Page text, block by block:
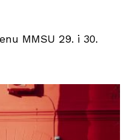
MMSU 29. i 30.